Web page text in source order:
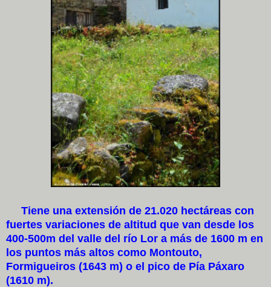
Tiene una extensión de 21.020 hectáreas con
fuertes variaciones de altitud que van desde los
400-500m del valle del río Lor a más de 1600 m en
los puntos más altos como Montouto,
Formigueiros (1643 m) o el pico de Pía Páxaro
(1610 m).